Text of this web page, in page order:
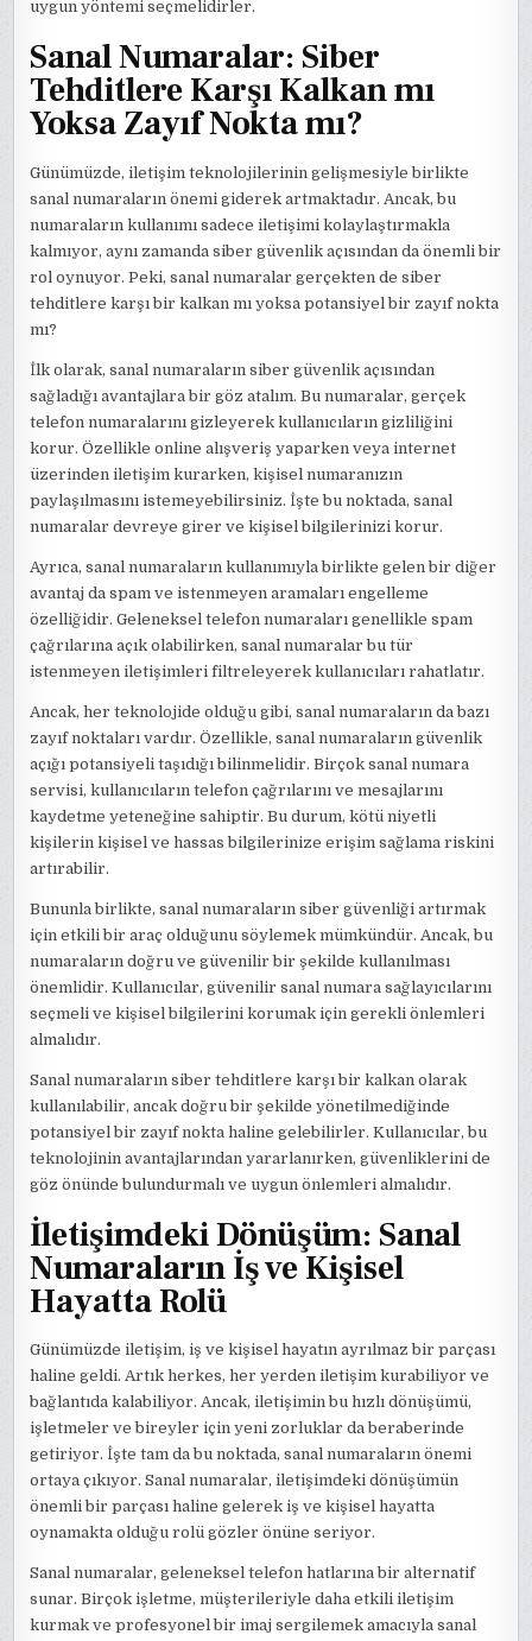
uygun yöntemi seçmelidirler.
Sanal Numaralar: Siber
Tehditlere Karşı Kalkan mı
Yoksa Zayıf Nokta mı?
Günümüzde, iletişim teknolojilerinin gelişmesiyle birlikte
sanal numaraların önemi giderek artmaktadır. Ancak, bu
numaraların kullanımı sadece iletişimi kolaylaştırmakla
kalmıyor, aynı zamanda siber güvenlik açısından da önemli bir
rol oynuyor. Peki, sanal numaralar gerçekten de siber
tehditlere karşı bir kalkan mı yoksa potansiyel bir zayıf nokta
mı?
İlk olarak, sanal numaraların siber güvenlik açısından
sağladığı avantajlara bir göz atalım. Bu numaralar, gerçek
telefon numaralarını gizleyerek kullanıcıların gizliliğini
korur. Özellikle online alışveriş yaparken veya internet
üzerinden iletişim kurarken, kişisel numaranızın
paylaşılmasını istemeyebilirsiniz. İşte bu noktada, sanal
numaralar devreye girer ve kişisel bilgilerinizi korur.
Ayrıca, sanal numaraların kullanımıyla birlikte gelen bir diğer
avantaj da spam ve istenmeyen aramaları engelleme
özelliğidir. Geleneksel telefon numaraları genellikle spam
çağrılarına açık olabilirken, sanal numaralar bu tür
istenmeyen iletişimleri filtreleyerek kullanıcıları rahatlatır.
Ancak, her teknolojide olduğu gibi, sanal numaraların da bazı
zayıf noktaları vardır. Özellikle, sanal numaraların güvenlik
açığı potansiyeli taşıdığı bilinmelidir. Birçok sanal numara
servisi, kullanıcıların telefon çağrılarını ve mesajlarını
kaydetme yeteneğine sahiptir. Bu durum, kötü niyetli
kişilerin kişisel ve hassas bilgilerinize erişim sağlama riskini
artırabilir.
Bununla birlikte, sanal numaraların siber güvenliği artırmak
için etkili bir araç olduğunu söylemek mümkündür. Ancak, bu
numaraların doğru ve güvenilir bir şekilde kullanılması
önemlidir. Kullanıcılar, güvenilir sanal numara sağlayıcılarını
seçmeli ve kişisel bilgilerini korumak için gerekli önlemleri
almalıdır.
Sanal numaraların siber tehditlere karşı bir kalkan olarak
kullanılabilir, ancak doğru bir şekilde yönetilmediğinde
potansiyel bir zayıf nokta haline gelebilirler. Kullanıcılar, bu
teknolojinin avantajlarından yararlanırken, güvenliklerini de
göz önünde bulundurmalı ve uygun önlemleri almalıdır.
İletişimdeki Dönüşüm: Sanal
Numaraların İş ve Kişisel
Hayatta Rolü
Günümüzde iletişim, iş ve kişisel hayatın ayrılmaz bir parçası
haline geldi. Artık herkes, her yerden iletişim kurabiliyor ve
bağlantıda kalabiliyor. Ancak, iletişimin bu hızlı dönüşümü,
işletmeler ve bireyler için yeni zorluklar da beraberinde
getiriyor. İşte tam da bu noktada, sanal numaraların önemi
ortaya çıkıyor. Sanal numaralar, iletişimdeki dönüşümün
önemli bir parçası haline gelerek iş ve kişisel hayatta
oynamakta olduğu rolü gözler önüne seriyor.
Sanal numaralar, geleneksel telefon hatlarına bir alternatif
sunar. Birçok işletme, müşterileriyle daha etkili iletişim
kurmak ve profesyonel bir imaj sergilemek amacıyla sanal